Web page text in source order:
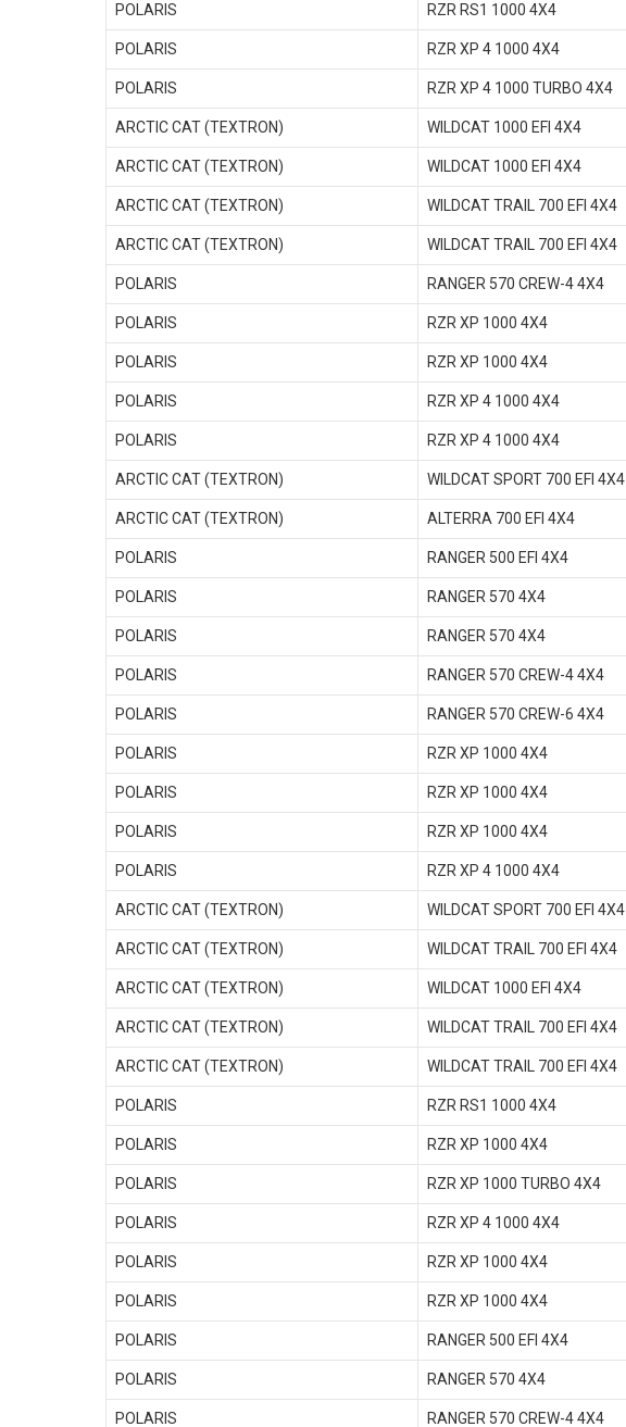
POLARIS RZR RS1 1000 4X4
POLARIS RZR XP 4 1000 4X4
POLARIS RZR XP 4 1000 TURBO 4X4
ARCTIC CAT (TEXTRON) WILDCAT 1000 EFI 4X4
ARCTIC CAT (TEXTRON) WILDCAT 1000 EFI 4X4
ARCTIC CAT (TEXTRON) WILDCAT TRAIL 700 EFI 4X4
ARCTIC CAT (TEXTRON) WILDCAT TRAIL 700 EFI 4X4
POLARIS RANGER 570 CREW-4 4X4
POLARIS RZR XP 1000 4X4
POLARIS RZR XP 1000 4X4
POLARIS RZR XP 4 1000 4X4
POLARIS RZR XP 4 1000 4X4
ARCTIC CAT (TEXTRON) WILDCAT SPORT 700 EFI 4X4
ARCTIC CAT (TEXTRON) ALTERRA 700 EFI 4X4
POLARIS RANGER 500 EFI 4X4
POLARIS RANGER 570 4X4
POLARIS RANGER 570 4X4
POLARIS RANGER 570 CREW-4 4X4
POLARIS RANGER 570 CREW-6 4X4
POLARIS RZR XP 1000 4X4
POLARIS RZR XP 1000 4X4
POLARIS RZR XP 1000 4X4
POLARIS RZR XP 4 1000 4X4
ARCTIC CAT (TEXTRON) WILDCAT SPORT 700 EFI 4X4
ARCTIC CAT (TEXTRON) WILDCAT TRAIL 700 EFI 4X4
ARCTIC CAT (TEXTRON) WILDCAT 1000 EFI 4X4
ARCTIC CAT (TEXTRON) WILDCAT TRAIL 700 EFI 4X4
ARCTIC CAT (TEXTRON) WILDCAT TRAIL 700 EFI 4X4
POLARIS RZR RS1 1000 4X4
POLARIS RZR XP 1000 4X4
POLARIS RZR XP 1000 TURBO 4X4
POLARIS RZR XP 4 1000 4X4
POLARIS RZR XP 1000 4X4
POLARIS RZR XP 1000 4X4
POLARIS RANGER 500 EFI 4X4
POLARIS RANGER 570 4X4
POLARIS RANGER 570 CREW-4 4X4